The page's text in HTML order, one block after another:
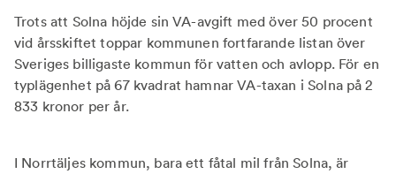
Trots att Solna höjde sin VA-avgift med över 50 procent
vid årsskiftet toppar kommunen fortfarande listan över
Sveriges billigaste kommun för vatten och avlopp. För en
typlägenhet på 67 kvadrat hamnar VA-taxan i Solna på 2
833 kronor per år.
I Norrtäljes kommun, bara ett fåtal mil från Solna, är